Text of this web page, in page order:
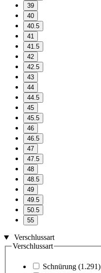
39
40
40.5
41
41.5
42
42.5
43
44
44.5
45
45.5
46
46.5
47
47.5
48
48.5
49
49.5
50.5
55
Verschlussart
Verschlussart
Schnürung (1.291)